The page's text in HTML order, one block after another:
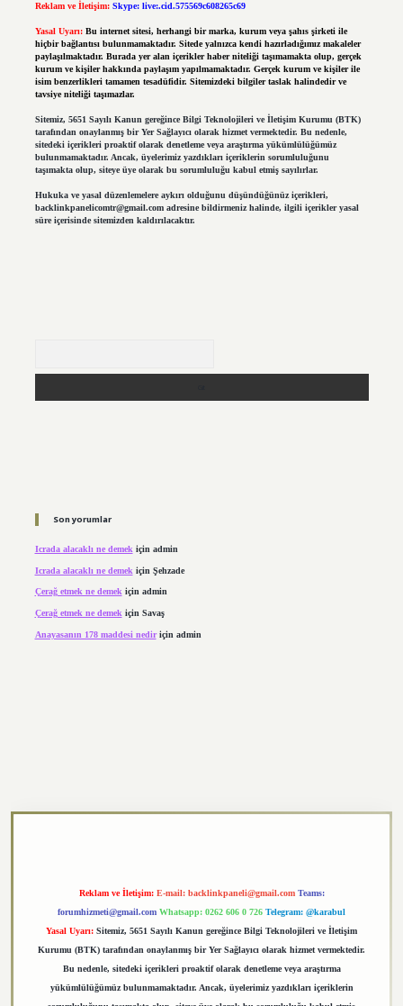
Reklam ve İletişim: Skype: live:.cid.575569c608265c69
Yasal Uyarı: Bu internet sitesi, herhangi bir marka, kurum veya şahıs şirketi ile
hiçbir bağlantısı bulunmamaktadır. Sitede yalnızca kendi hazırladığımız makaleler
paylaşılmaktadır. Burada yer alan içerikler haber niteliği taşımamakta olup, gerçek
kurum ve kişiler hakkında paylaşım yapılmamaktadır. Gerçek kurum ve kişiler ile
isim benzerlikleri tamamen tesadüfidir. Sitemizdeki bilgiler taslak halindedir ve
tavsiye niteliği taşımazlar.
Sitemiz, 5651 Sayılı Kanun gereğince Bilgi Teknolojileri ve İletişim Kurumu (BTK)
tarafından onaylanmış bir Yer Sağlayıcı olarak hizmet vermektedir. Bu nedenle,
sitedeki içerikleri proaktif olarak denetleme veya araştırma yükümlülüğümüz
bulunmamaktadır. Ancak, üyelerimiz yazdıkları içeriklerin sorumluluğunu
taşımakta olup, siteye üye olarak bu sorumluluğu kabul etmiş sayılırlar.
Hukuka ve yasal düzenlemelere aykırı olduğunu düşündüğünüz içerikleri,
backlinkpanelicomtr@gmail.comadresine bildirmeniz halinde, ilgili içerikler yasal
süre içerisinde sitemizden kaldırılacaktır.
Son yorumlar
Icrada alacaklı ne demek için admin
Icrada alacaklı ne demek için Şehzade
Çerağ etmek ne demekiçin admin
Çerağ etmek ne demek için Savaş
Anayasanın 178 maddesi nediriçin admin
Reklam ve İletişim: E-mail: backlinkpaneli@gmail.com Teams:
forumhizmeti@gmail.com Whatsapp: 0262 606 0 726 Telegram: @karabul
Yasal Uyarı: Sitemiz, 5651 Sayılı Kanun gereğince Bilgi Teknolojileri ve İletişim
Kurumu (BTK) tarafından onaylanmış bir Yer Sağlayıcı olarak hizmet vermektedir.
Bu nedenle, sitedeki içerikleri proaktif olarak denetleme veya araştırma
yükümlülüğümüz bulunmamaktadır. Ancak, üyelerimiz yazdıkları içeriklerin